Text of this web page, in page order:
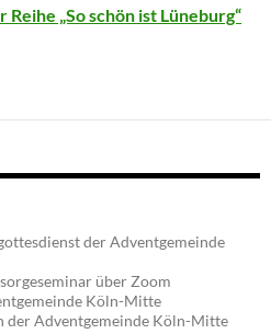
„So schön ist Lüneburg“
der Adventgemeinde
über Zoom
Köln-Mitte
der Adventgemeinde Köln-Mitte